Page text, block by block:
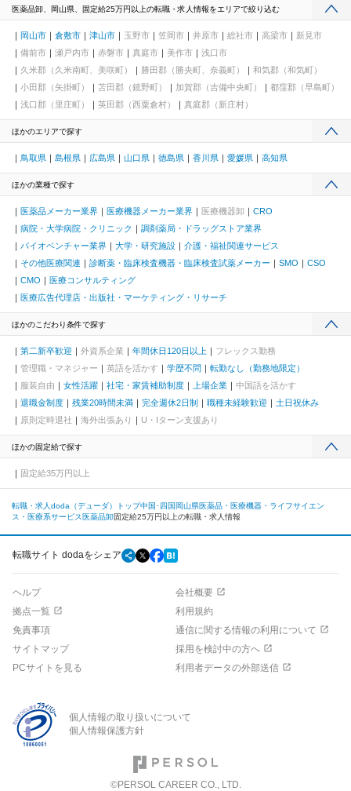
医薬品卸、岡山県、固定給25万円以上の転職・求人情報をエリアで絞り込む
岡山市 倉敷市 津山市 玉野市 笠岡市 井原市 総社市 高梁市
新見市
備前市
瀬戸内市 赤磐市 真庭市 美作市
浅口市
久米郡（久米南町、美咲町）
勝田郡（勝央町、奈義町）
和気郡（和気町）
小田郡（矢掛町）
苫田郡（鏡野町） 加賀郡（吉備中央町）
都窪郡（早島町）
浅口郡（里庄町）
英田郡（西粟倉村） 真庭郡（新庄村）
ほかのエリアで探す
鳥取県 島根県 広島県 山口県 徳島県 香川県 愛媛県 高知県
ほかの業種で探す
医薬品メーカー業界 医療機器メーカー業界 医療機器卸
CRO
病院・大学病院・クリニック
調剤薬局・ドラッグストア業界
バイオベンチャー業界
大学・研究施設
介護・福祉関連サービス
その他医療関連
診断薬・臨床検査機器・臨床検査試薬メーカー SMO
CSO
CMO
医療コンサルティング
医療広告代理店・出版社・マーケティング・リサーチ
ほかのこだわり条件で探す
第二新卒歓迎 外資系企業 年間休日120日以上
フレックス勤務
管理職・マネジャー
英語を活かす 学歴不問
転勤なし（勤務地限定）
服装自由
女性活躍 社宅・家賃補助制度 上場企業
中国語を活かす
退職金制度
残業20時間未満 完全週休2日制 職種未経験歓迎
土日祝休み
原則定時退社
海外出張あり U・Iターン支援あり
ほかの固定給で探す
固定給35万円以上
転職・求人doda（デューダ）トップ中国･四国 岡山県医薬品・医療機器・ライフサイエン
ス・医療系サービス 医薬品卸固定給25万円以上の転職・求人情報
転職サイト dodaをシェア
ヘルプ
会社概要
拠点一覧
利用規約
免責事項
通信に関する情報の利用について
サイトマップ
採用を検討中の方へ
PCサイトを見る
利用者データの外部送信
個人情報の取り扱いについて
個人情報保護方針
©PERSOL CAREER CO., LTD.